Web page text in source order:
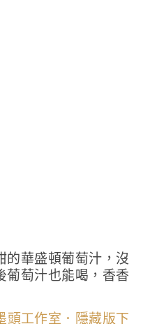
的華盛頓葡萄汁，沒
葡萄汁也能喝，香香